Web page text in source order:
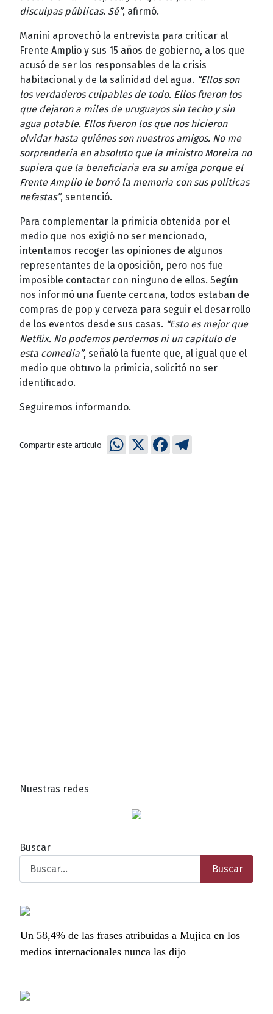
disculpas públicas. Sé”, afirmó.
Manini aprovechó la entrevista para criticar al
Frente Amplio y sus 15 años de gobierno, a los que
acusó de ser los responsables de la crisis
habitacional y de la salinidad del agua. “Ellos son
los verdaderos culpables de todo. Ellos fueron los
que dejaron a miles de uruguayos sin techo y sin
agua potable. Ellos fueron los que nos hicieron
olvidar hasta quiénes son nuestros amigos. No me
sorprendería en absoluto que la ministro Moreira no
supiera que la beneficiaria era su amiga porque el
Frente Amplio le borró la memoria con sus políticas
nefastas”, sentenció.
Para complementar la primicia obtenida por el
medio que nos exigió no ser mencionado,
intentamos recoger las opiniones de algunos
representantes de la oposición, pero nos fue
imposible contactar con ninguno de ellos. Según
nos informó una fuente cercana, todos estaban de
compras de pop y cerveza para seguir el desarrollo
de los eventos desde sus casas. “Esto es mejor que
Netflix. No podemos perdernos ni un capítulo de
esta comedia”, señaló la fuente que, al igual que el
medio que obtuvo la primicia, solicitó no ser
identificado.
Seguiremos informando.
Compartir este articulo WhatsApp
X Facebook
Nuestras redes
Buscar
Buscar
Un 58,4% de las frases atribuidas a Mujica en los
medios internacionales nunca las dijo